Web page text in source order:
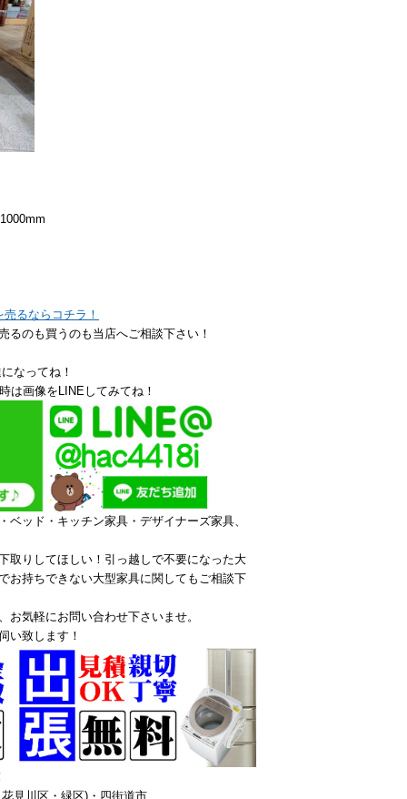
るならコチラ！
るのも買うのも当店へご相談下さい！
なってね！
は画像をLINEしてみてね！
ッド・キッチン家具・デザイナーズ家具、
取りしてほしい！引っ越しで不要になった大
お持ちできない大型家具に関してもご相談下
気軽にお問い合わせ下さいませ。
い致します！
見川区・緑区)・四街道市